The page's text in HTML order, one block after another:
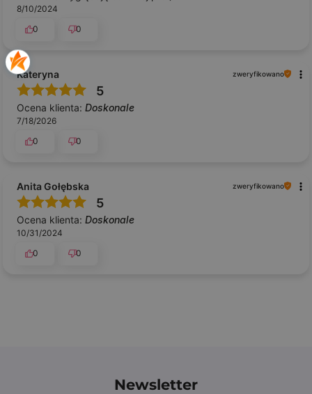
8/10/2024
0
0
Kateryna zweryfikowano
5
Ocena klienta: Doskonale
7/18/2026
0
0
Anita Gołębska zweryfikowano
5
Ocena klienta: Doskonale
10/31/2024
0
0
Newsletter